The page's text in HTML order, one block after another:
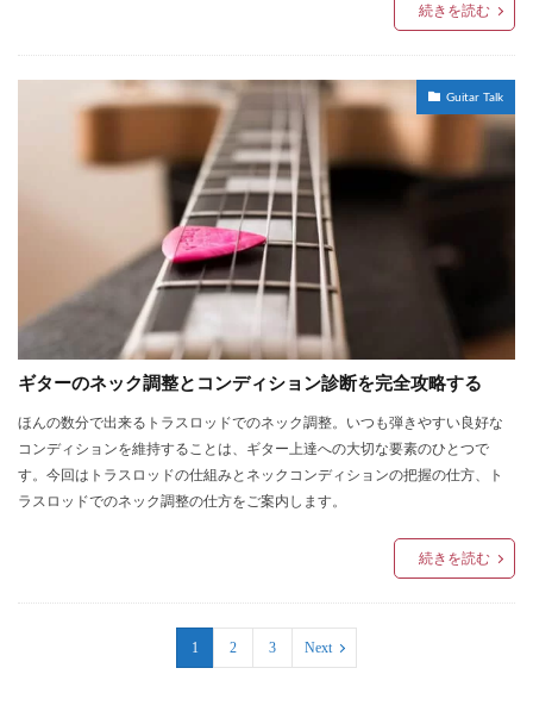
続きを読む
Guitar Talk
ギターのネック調整とコンディション診断を完全攻略する
ほんの数分で出来るトラスロッドでのネック調整。いつも弾きやすい良好な
コンディションを維持することは、ギター上達への大切な要素のひとつで
す。今回はトラスロッドの仕組みとネックコンディションの把握の仕方、ト
ラスロッドでのネック調整の仕方をご案内します。
続きを読む
1 2 3 Next